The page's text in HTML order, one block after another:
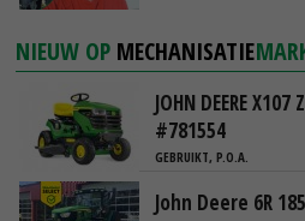
NIEUW OP MECHANISATIE
JOHN DEERE
#781554
GEBRUIKT, P.O.A.
John Deere 6R